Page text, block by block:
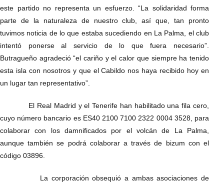
este partido no representa un esfuerzo. “La solidaridad forma
parte de la naturaleza de nuestro club, así que, tan pronto
tuvimos noticia de lo que estaba sucediendo en La Palma, el club
intentó ponerse al servicio de lo que fuera necesario”.
Butragueño agradeció “el cariño y el calor que siempre ha tenido
esta isla con nosotros y que el Cabildo nos haya recibido hoy en
un lugar tan representativo”.
El Real Madrid y el Tenerife han habilitado una fila cero,
cuyo número bancario es ES40 2100 7100 2322 0004 3528, para
colaborar con los damnificados por el volcán de La Palma,
aunque también se podrá colaborar a través de bizum con el
código 03896.
La corporación obsequió a ambas asociaciones de